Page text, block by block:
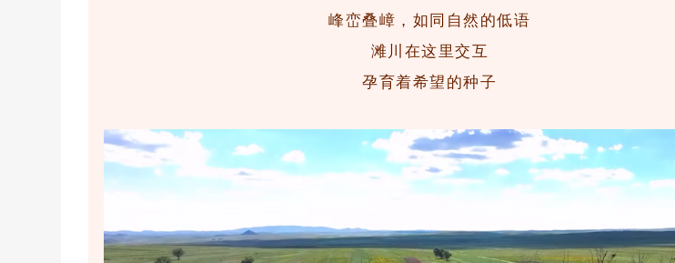
峰峦叠嶂，如同自然的低语
滩川在这里交互
孕育着希望的种子